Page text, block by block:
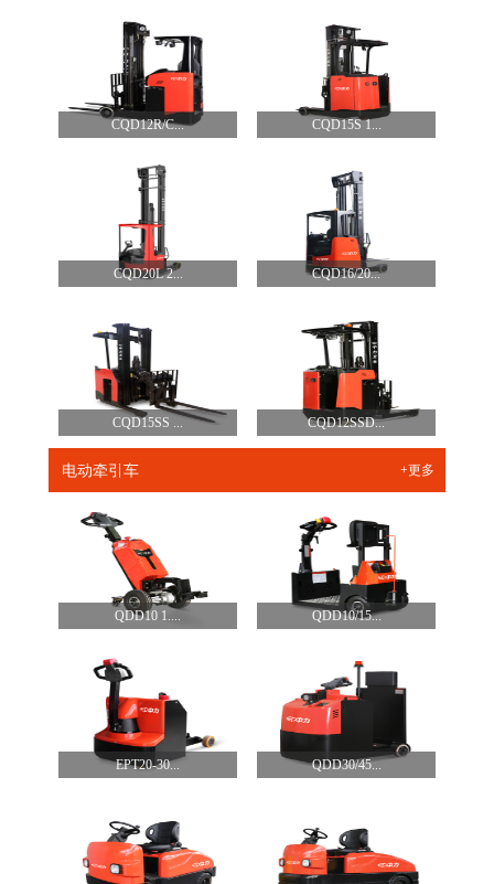
CQD12R/C... CQD15S 1...
CQD20L 2... CQD16/20...
CQD15SS ... CQD12SSD...
电动牵引车 +更多
QDD10 1.... QDD10/15...
EPT20-30... QDD30/45...